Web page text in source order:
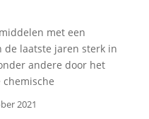
met een
de laatste jaren sterk in
andere door het
2021